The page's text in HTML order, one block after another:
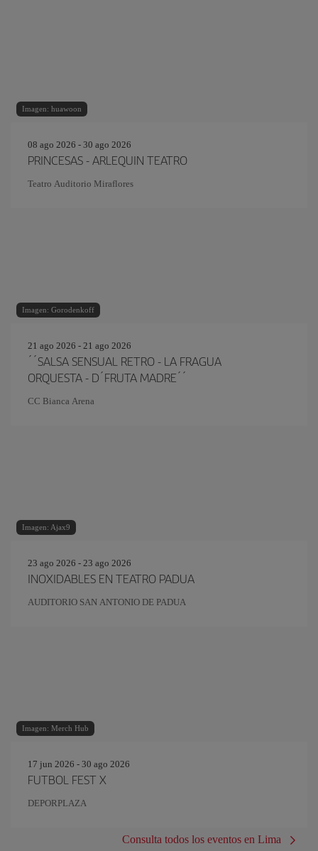
Imagen: huawoon
08 ago 2026 - 30 ago 2026
PRINCESAS - ARLEQUIN TEATRO
Teatro Auditorio Miraflores
Imagen: Gorodenkoff
21 ago 2026 - 21 ago 2026
´´SALSA SENSUAL RETRO - LA FRAGUA
ORQUESTA - D´FRUTA MADRE´´
CC Bianca Arena
Imagen: Ajax9
23 ago 2026 - 23 ago 2026
INOXIDABLES EN TEATRO PADUA
AUDITORIO SAN ANTONIO DE PADUA
Imagen: Merch Hub
17 jun 2026 - 30 ago 2026
FUTBOL FEST X
DEPORPLAZA
Consulta todos los eventos en Lima